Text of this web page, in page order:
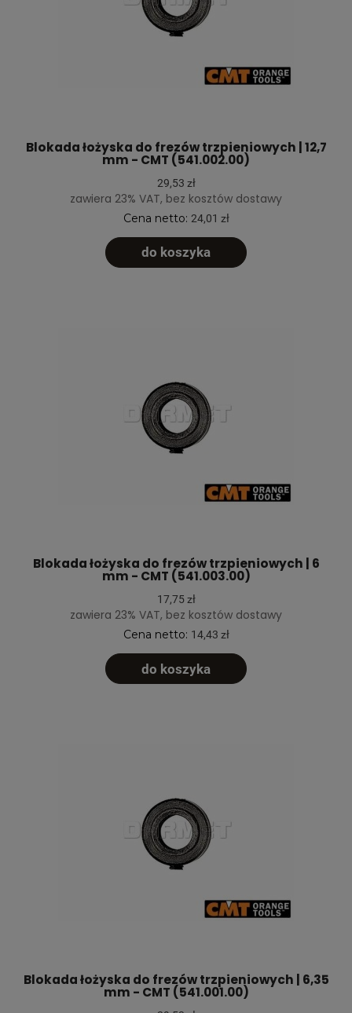
Blokada łożyska do frezów trzpieniowych | 12,7
mm - CMT (541.002.00)
29,53 zł
zawiera 23% VAT, bez kosztów dostawy
Cena netto: 24,01 zł
do koszyka
Blokada łożyska do frezów trzpieniowych | 6
mm - CMT (541.003.00)
17,75 zł
zawiera 23% VAT, bez kosztów dostawy
Cena netto: 14,43 zł
do koszyka
Blokada łożyska do frezów trzpieniowych | 6,35
mm - CMT (541.001.00)